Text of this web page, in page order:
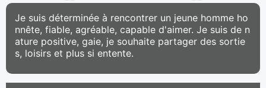
Je suis déterminée à rencontrer un jeune homme ho
nnête, fiable, agréable, capable d'aimer. Je suis de n
ature positive, gaie, je souhaite partager des sortie
s, loisirs et plus si entente.